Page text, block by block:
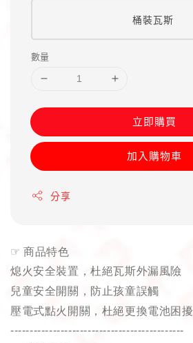
桶裝瓦斯
數量
立即購買
加入購物車
分享
☞ 商品特色
熄火安全裝置，杜絕瓦斯外漏風險
兒童安全開關，防止孩童誤觸
壓電式點火開關，杜絕更換電池困擾
---------------------------------------------